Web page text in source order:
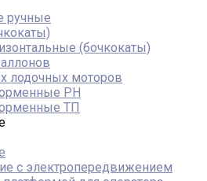
ручные
(бочкокаты)
лодочных моторов
PH
ТП
с электропередвижением